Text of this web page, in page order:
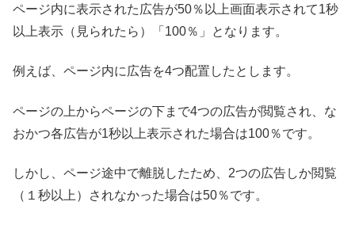
ページ内に表示された広告が50％以上画面表示されて1秒
以上表示（見られたら）「100％」となります。
例えば、ページ内に広告を4つ配置したとします。
ページの上からページの下まで4つの広告が閲覧され、な
おかつ各広告が1秒以上表示された場合は100％です。
しかし、ページ途中で離脱したため、2つの広告しか閲覧
（１秒以上）されなかった場合は50％です。